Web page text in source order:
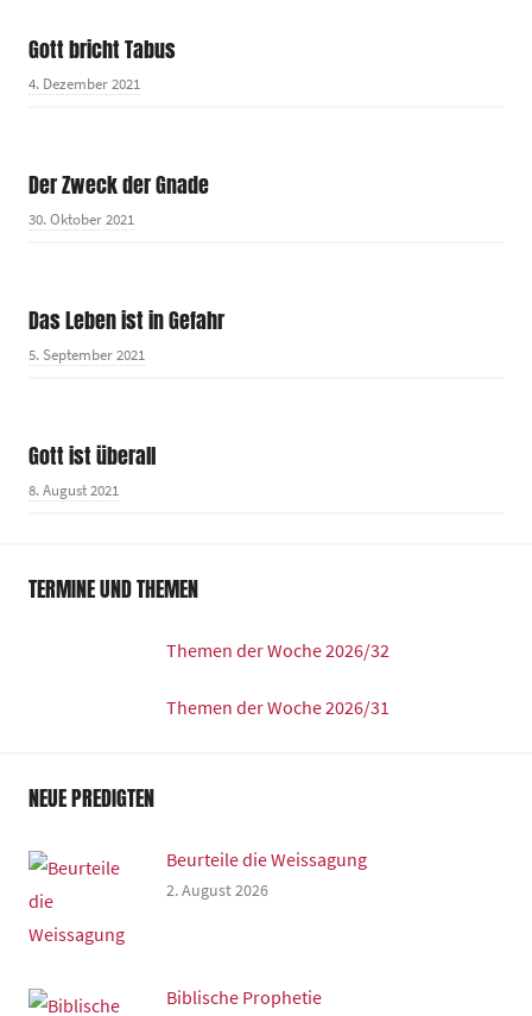
Gott bricht Tabus
4. Dezember 2021
Der Zweck der Gnade
30. Oktober 2021
Das Leben ist in Gefahr
5. September 2021
Gott ist überall
8. August 2021
TERMINE UND THEMEN
Themen der Woche 2026/32
Themen der Woche 2026/31
NEUE PREDIGTEN
Beurteile die Weissagung
2. August 2026
Biblische Prophetie